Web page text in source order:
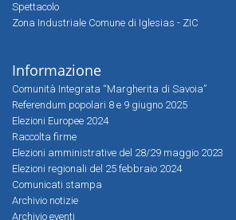
Spettacolo
Zona Industriale Comune di Iglesias - ZIC
Informazione
Comunità Integrata “Margherita di Savoia”
Referendum popolari 8 e 9 giugno 2025
Elezioni Europee 2024
Raccolta firme
Elezioni amministrative del 28/29 maggio 2023
Elezioni regionali del 25 febbraio 2024
Comunicati stampa
Archivio notizie
Archivio eventi